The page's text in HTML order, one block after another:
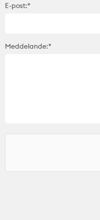
E-post:*
Meddelande:*